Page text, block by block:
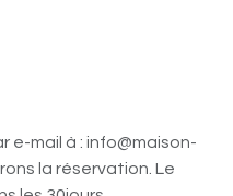
e-mail à : info@maison-
la réservation. Le